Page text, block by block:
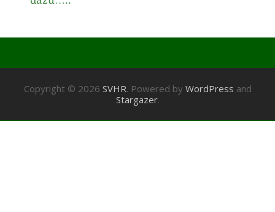
Copyright © 2026 SVHR. Powered by WordPress and
Stargazer.